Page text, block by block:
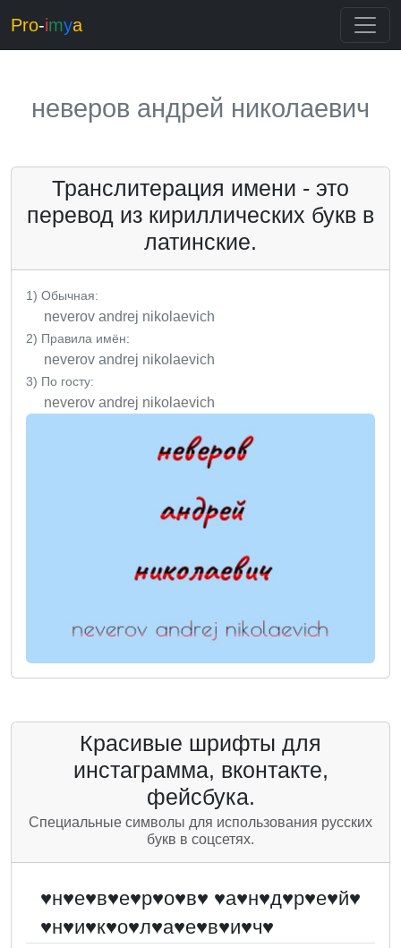
Pro-imya
неверов андрей николаевич
Транслитерация имени - это
перевод из кириллических букв в
латинские.
1) Обычная:
neverov andrej nikolaevich
2) Правила имён:
neverov andrej nikolaevich
3) По госту:
neverov andrej nikolaevich
Красивые шрифты для
инстаграмма, вконтакте,
фейсбука.
Специальные символы для использования русских
букв в соцсетях.
♥н♥е♥в♥е♥р♥о♥в♥ ♥а♥н♥д♥р♥е♥й♥
♥н♥и♥к♥о♥л♥а♥е♥в♥и♥ч♥